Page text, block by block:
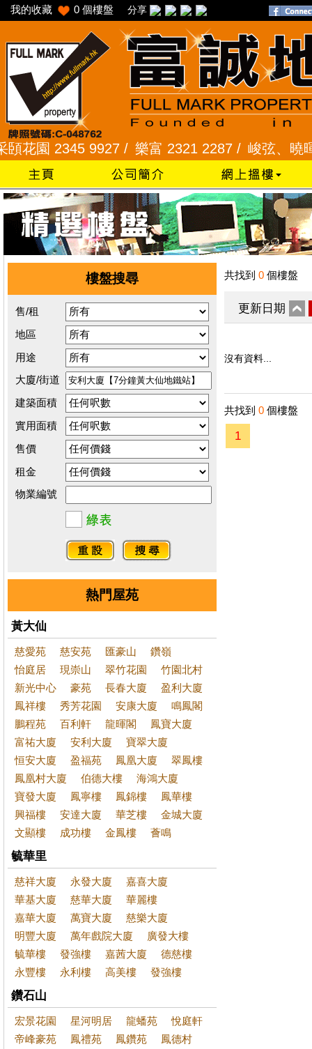
我的收藏 0 個樓盤 分享
園 2345 9927 /樂富 2321 2287 / 峻弦、曉暉花
樓盤搜尋
售/租
地區
用途
大廈/街道
建築面積
實用面積
售價
租金
物業編號
熱門屋苑
黃大仙
慈愛苑 慈安苑 匯豪山
鑽嶺
怡庭居
現崇山 翠竹花園
竹園北村
新光中心
豪苑 長春大廈
盈利大廈
鳳祥樓
秀芳花園 安康大廈
鳴鳳閣
鵬程苑
百利軒 龍暉閣
鳳寶大廈
富祐大廈
安利大廈
寶翠大廈
恒安大廈
盈福苑 鳳凰大廈
翠鳳樓
鳳凰村大廈
伯德大樓
海鴻大廈
寶發大廈
鳳寧樓 鳳錦樓
鳳華樓
興福樓
安達大廈 華芝樓
金城大廈
文顯樓
成功樓 金鳳樓 薈鳴
毓華里
慈祥大廈 永發大廈
嘉喜大廈
華基大廈
慈華大廈
華麗樓
嘉華大廈
萬寶大廈
慈樂大廈
明豐大廈
萬年戲院大廈
廣發大樓
毓華樓
發強樓 嘉茜大廈
德慈樓
永豐樓
永利樓 高美樓 發強樓
鑽石山
宏景花園 星河明居 龍蟠苑
悅庭軒
帝峰豪苑
鳳禮苑 鳳鑽苑
鳳德村
共找到 0 個樓盤
更新日期
沒有資料...
共找到 0 個樓盤
1